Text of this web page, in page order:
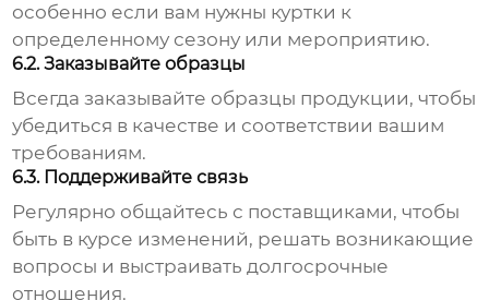
особенно если вам нужны куртки к
определенному сезону или мероприятию.
6.2. Заказывайте образцы
Всегда заказывайте образцы продукции, чтобы
убедиться в качестве и соответствии вашим
требованиям.
6.3. Поддерживайте связь
Регулярно общайтесь с поставщиками, чтобы
быть в курсе изменений, решать возникающие
вопросы и выстраивать долгосрочные
отношения.